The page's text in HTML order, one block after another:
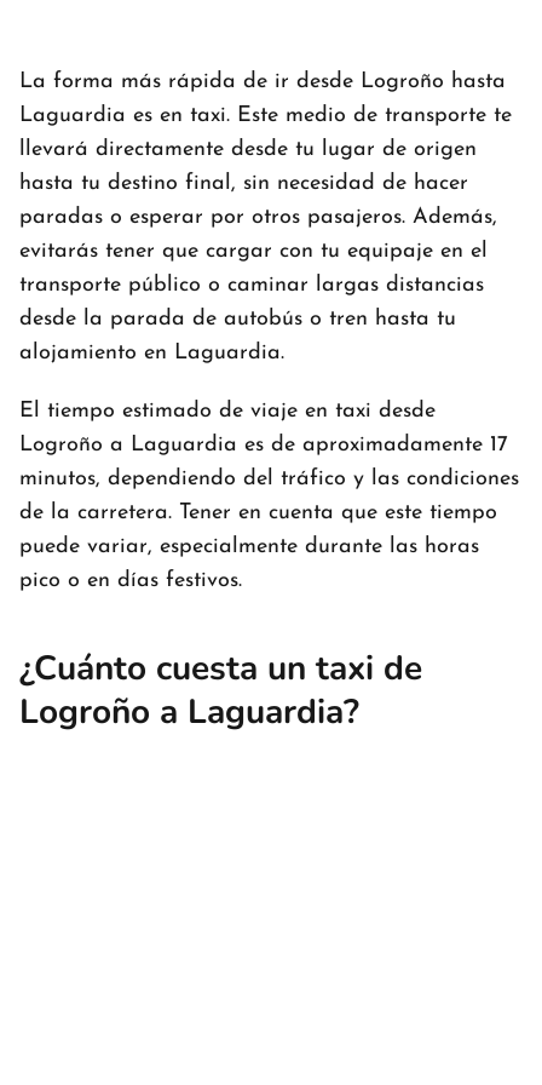
La forma más rápida de ir desde Logroño hasta
Laguardia es en taxi. Este medio de transporte te
llevará directamente desde tu lugar de origen
hasta tu destino final, sin necesidad de hacer
paradas o esperar por otros pasajeros. Además,
evitarás tener que cargar con tu equipaje en el
transporte público o caminar largas distancias
desde la parada de autobús o tren hasta tu
alojamiento en Laguardia.
El tiempo estimado de viaje en taxi desde
Logroño a Laguardia es de aproximadamente 17
minutos, dependiendo del tráfico y las condiciones
de la carretera. Tener en cuenta que este tiempo
puede variar, especialmente durante las horas
pico o en días festivos.
¿Cuánto cuesta un taxi de
Logroño a Laguardia?